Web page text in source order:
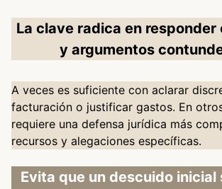
La clave radica en responder
y argumentos
A veces es suficiente con aclarar
facturación o justificar gastos. En
requiere una defensa jurídica más
recursos y alegaciones específicas.
Evita que un descuido